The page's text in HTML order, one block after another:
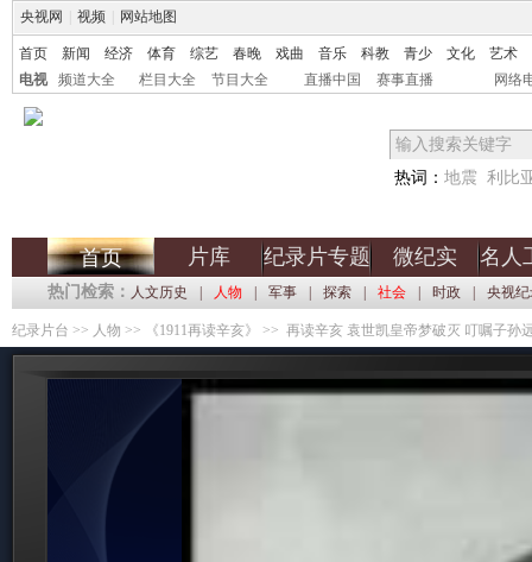
央视网 视频 网站地图
首页 新闻 经济 体育 综艺 春晚 戏曲 音乐 科教 青少 文化
艺术
电视
频道大全 栏目大全 节目大全 直播中国 赛事直播 网络
热词： 地震 利比
首页 片库 纪录片专题 微纪实 名人
热门检索： 人文历史 人物 军事 探索 社会 时政 央视
纪录片台 >> 人物 >> 《1911再读辛亥》 >> 再读辛亥 袁世凯皇帝梦破灭 叮嘱子孙